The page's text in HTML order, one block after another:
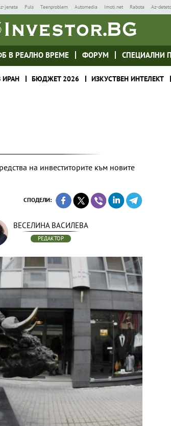
jenata Puls Teenproblem Automedia Imoti.net Rabota Az-deteto
В РЕАЛНО ВРЕМЕ ФОРУМ СПЕЦИАЛНИ
ИРАН БЮДЖЕТ 2026 ИЗКУСТВЕН ИНТЕЛЕКТ
на инвеститорите към новите
СПОДЕЛИ:
ВЕСЕЛИНА ВАСИЛЕВА
РЕДАКТОР